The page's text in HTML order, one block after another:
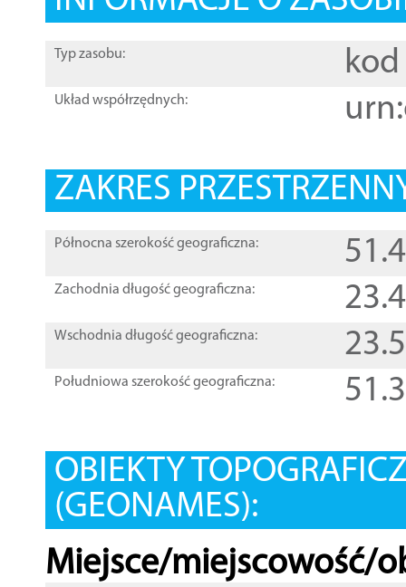
Typ zasobu: kod
Układ współrzędnych:
ZAKRES
Północna szerokość geograficzna:
Zachodnia długość geograficzna:
Wschodnia długość geograficzna:
Południowa szerokość geograficzna:
OBIEKTY
(GEONAMES):
Miejsce/miejscowość/